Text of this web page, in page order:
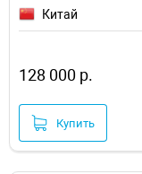
Китай
128 000 р.
Купить